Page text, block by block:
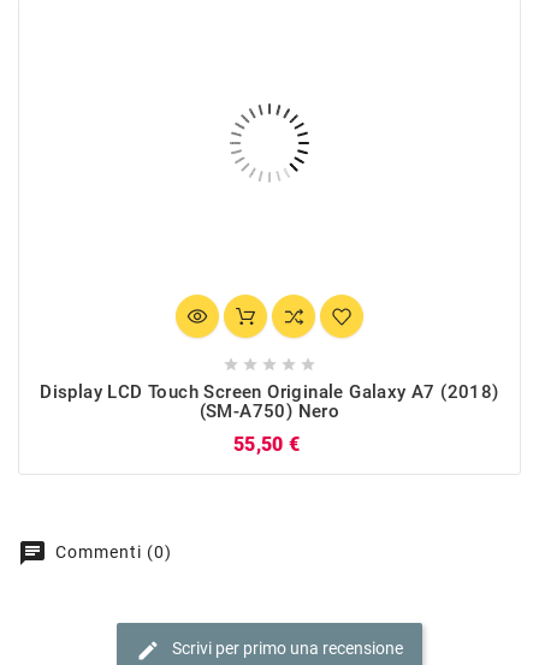
    
Display LCD Touch Screen Originale Galaxy A7 (2018)
(SM-A750) Nero
55,50 €
chat Commenti (0)
edit Scrivi per primo una recensione